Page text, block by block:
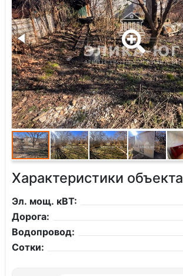
Характеристики объекта
Эл. мощ. кВТ:
Дорога:
Водопровод:
Сотки: